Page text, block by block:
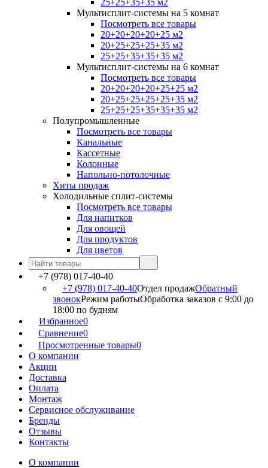
25+25+35+35 м2
Мультисплит-системы на 5 комнат
Посмотреть все товары
20+20+20+20+25 м2
20+25+25+25+35 м2
25+25+35+35+35 м2
Мультисплит-системы на 6 комнат
Посмотреть все товары
20+20+20+20+25+25 м2
20+25+25+25+25+35 м2
25+25+25+35+35+35 м2
Полупромышленные
Посмотреть все товары
Канальные
Кассетные
Колонные
Напольно-потолочные
Хиты продаж
Холодильные сплит-системы
Посмотреть все товары
Для напитков
Для овощей
Для продуктов
Для цветов
+7 (978) 017-40-40
+7 (978) 017-40-40Отдел продажОбратный
звонокРежим работыОбработка заказов с 9:00 до
18:00 по будням
Избранное0
Сравнение0
Просмотренные товары0
О компании
Акции
Доставка
Оплата
Монтаж
Сервисное обслуживание
Бренды
Отзывы
Контакты
О компании